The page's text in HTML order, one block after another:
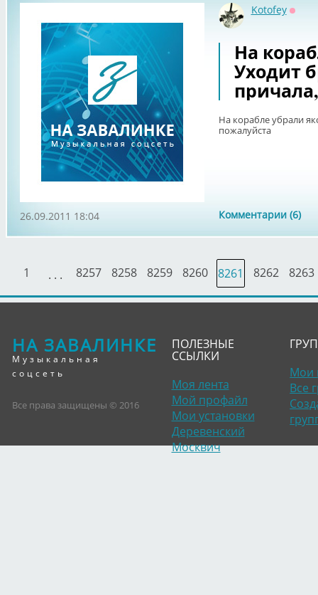
Kotofey
На
Уходит
На корабле убрали
пожалуйста
Комментарии (6)
26.09.2011 18:04
1 . . . 8257 8258 8259 8260 8261 8262 8263
НА ЗАВАЛИНКЕ
Музыкальная
соцсеть
Все права защищены © 2016
ПОЛЕЗНЫЕ
ССЫЛКИ
Моя лента
Мой профайл
Мои установки
Деревенский
Москвич
Мои
Все